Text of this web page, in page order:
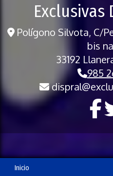
Exclusivas
Polígono Silvota, C/
bis
33192
985
dispral
Inicio